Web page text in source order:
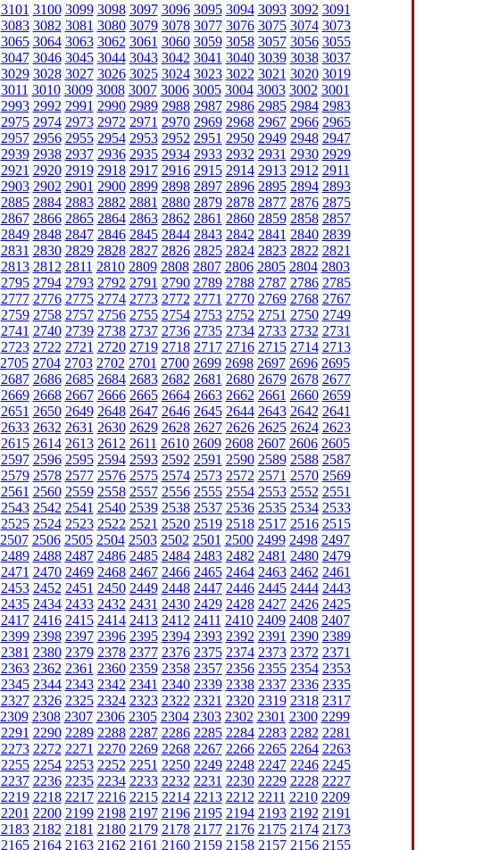
3101 3100 3099 3098 3097 3096 3095 3094 3093 3092 3091
3083 3082 3081 3080 3079 3078 3077 3076 3075 3074 3073
3065 3064 3063 3062 3061 3060 3059 3058 3057 3056 3055
3047 3046 3045 3044 3043 3042 3041 3040 3039 3038 3037
3029 3028 3027 3026 3025 3024 3023 3022 3021 3020 3019
3011 3010 3009 3008 3007 3006 3005 3004 3003 3002 3001
2993 2992 2991 2990 2989 2988 2987 2986 2985 2984 2983
2975 2974 2973 2972 2971 2970 2969 2968 2967 2966 2965
2957 2956 2955 2954 2953 2952 2951 2950 2949 2948 2947
2939 2938 2937 2936 2935 2934 2933 2932 2931 2930 2929
2921 2920 2919 2918 2917 2916 2915 2914 2913 2912 2911
2903 2902 2901 2900 2899 2898 2897 2896 2895 2894 2893
2885 2884 2883 2882 2881 2880 2879 2878 2877 2876 2875
2867 2866 2865 2864 2863 2862 2861 2860 2859 2858 2857
2849 2848 2847 2846 2845 2844 2843 2842 2841 2840 2839
2831 2830 2829 2828 2827 2826 2825 2824 2823 2822 2821
2813 2812 2811 2810 2809 2808 2807 2806 2805 2804 2803
2795 2794 2793 2792 2791 2790 2789 2788 2787 2786 2785
2777 2776 2775 2774 2773 2772 2771 2770 2769 2768 2767
2759 2758 2757 2756 2755 2754 2753 2752 2751 2750 2749
2741 2740 2739 2738 2737 2736 2735 2734 2733 2732 2731
2723 2722 2721 2720 2719 2718 2717 2716 2715 2714 2713
2705 2704 2703 2702 2701 2700 2699 2698 2697 2696 2695
2687 2686 2685 2684 2683 2682 2681 2680 2679 2678 2677
2669 2668 2667 2666 2665 2664 2663 2662 2661 2660 2659
2651 2650 2649 2648 2647 2646 2645 2644 2643 2642 2641
2633 2632 2631 2630 2629 2628 2627 2626 2625 2624 2623
2615 2614 2613 2612 2611 2610 2609 2608 2607 2606 2605
2597 2596 2595 2594 2593 2592 2591 2590 2589 2588 2587
2579 2578 2577 2576 2575 2574 2573 2572 2571 2570 2569
2561 2560 2559 2558 2557 2556 2555 2554 2553 2552 2551
2543 2542 2541 2540 2539 2538 2537 2536 2535 2534 2533
2525 2524 2523 2522 2521 2520 2519 2518 2517 2516 2515
2507 2506 2505 2504 2503 2502 2501 2500 2499 2498 2497
2489 2488 2487 2486 2485 2484 2483 2482 2481 2480 2479
2471 2470 2469 2468 2467 2466 2465 2464 2463 2462 2461
2453 2452 2451 2450 2449 2448 2447 2446 2445 2444 2443
2435 2434 2433 2432 2431 2430 2429 2428 2427 2426 2425
2417 2416 2415 2414 2413 2412 2411 2410 2409 2408 2407
2399 2398 2397 2396 2395 2394 2393 2392 2391 2390 2389
2381 2380 2379 2378 2377 2376 2375 2374 2373 2372 2371
2363 2362 2361 2360 2359 2358 2357 2356 2355 2354 2353
2345 2344 2343 2342 2341 2340 2339 2338 2337 2336 2335
2327 2326 2325 2324 2323 2322 2321 2320 2319 2318 2317
2309 2308 2307 2306 2305 2304 2303 2302 2301 2300 2299
2291 2290 2289 2288 2287 2286 2285 2284 2283 2282 2281
2273 2272 2271 2270 2269 2268 2267 2266 2265 2264 2263
2255 2254 2253 2252 2251 2250 2249 2248 2247 2246 2245
2237 2236 2235 2234 2233 2232 2231 2230 2229 2228 2227
2219 2218 2217 2216 2215 2214 2213 2212 2211 2210 2209
2201 2200 2199 2198 2197 2196 2195 2194 2193 2192 2191
2183 2182 2181 2180 2179 2178 2177 2176 2175 2174 2173
2165 2164 2163 2162 2161 2160 2159 2158 2157 2156 2155